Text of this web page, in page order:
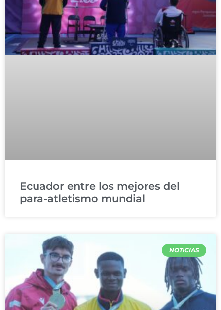
Ecuador entre los mejores del
para-atletismo mundial
NOTICIAS